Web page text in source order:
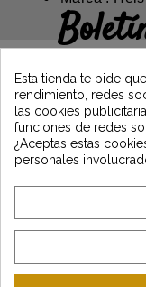
las últimas
*Dès 99€ d'achat. En
l'acceptez.
A
Esta tienda te pide
rendimiento, redes
las cookies
funciones de redes
¿Aceptas estas
personales